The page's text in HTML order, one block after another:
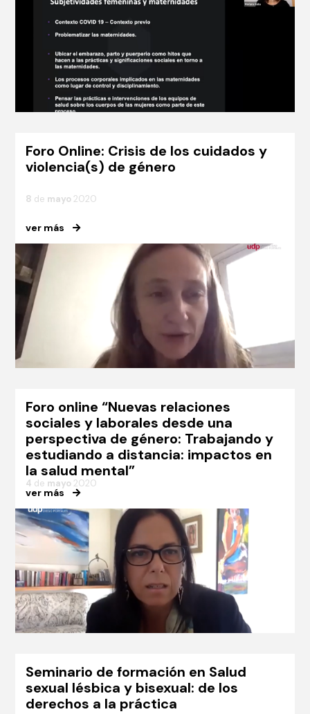
Foro Online: Crisis de los cuidados y
violencia(s) de género
8 de mayo 2020
ver más
Foro online “Nuevas relaciones
sociales y laborales desde una
perspectiva de género: Trabajando y
estudiando a distancia: impactos en
la salud mental”
4 de mayo 2020
ver más
Seminario de formación en Salud
sexual lésbica y bisexual: de los
derechos a la práctica